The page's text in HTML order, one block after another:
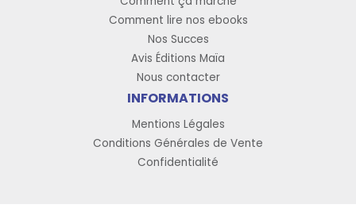
Comment lire nos ebooks
Nos Succes
Avis Éditions Maïa
Nous contacter
INFORMATIONS
Mentions Légales
Conditions Générales de Vente
Confidentialité